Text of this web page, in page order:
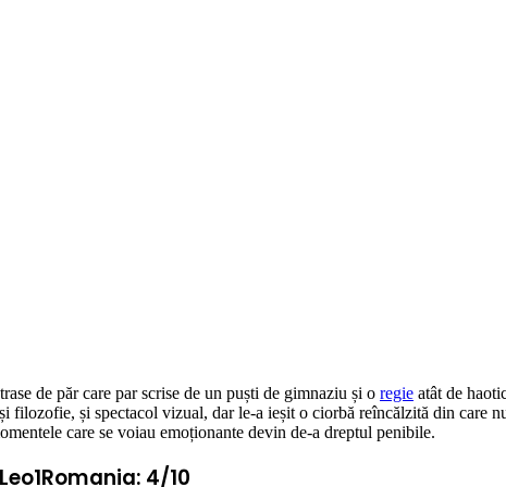
de păr care par scrise de un puști de gimnaziu și o regie atât de
și spectacol vizual, dar le-a ieșit o ciorbă reîncălzită din care
care se voiau emoționante devin de-a dreptul penibile.
4/10